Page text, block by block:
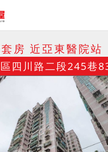
房 近亞東醫院站
四川路二段245巷